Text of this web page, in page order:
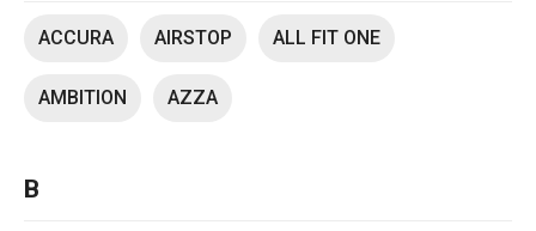
ACCURA AIRSTOP ALL FIT ONE
AMBITION AZZA
B